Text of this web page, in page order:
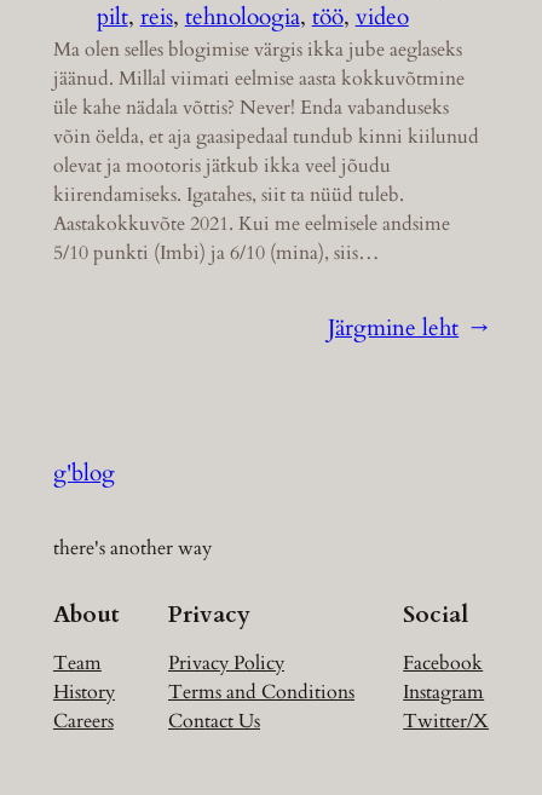
pilt, reis, tehnoloogia, töö, video
Ma olen selles blogimise värgis ikka jube aeglaseks
jäänud. Millal viimati eelmise aasta kokkuvõtmine
üle kahe nädala võttis? Never! Enda vabanduseks
võin öelda, et aja gaasipedaal tundub kinni kiilunud
olevat ja mootoris jätkub ikka veel jõudu
kiirendamiseks. Igatahes, siit ta nüüd tuleb.
Aastakokkuvõte 2021. Kui me eelmisele andsime
5/10 punkti (Imbi) ja 6/10 (mina), siis…
Järgmine leht →
g'blog
there's another way
About
Team
History
Careers
Privacy
Privacy Policy
Terms and Conditions
Contact Us
Social
Facebook
Instagram
Twitter/X